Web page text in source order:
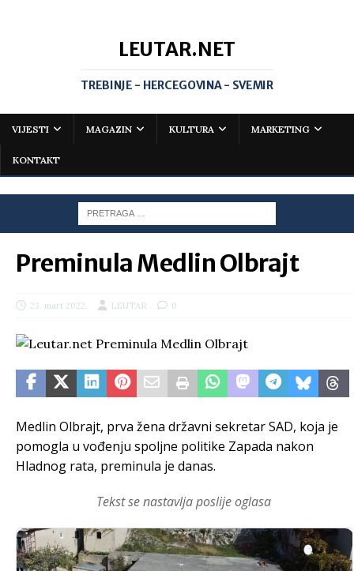
LEUTAR.NET
TREBINJE - HERCEGOVINA - SVEMIR
VIJESTI MAGAZIN KULTURA MARKETING
KONTAKT
Preminula Medlin Olbrajt
23. mart 2022. LEUTAR 0
Medlin Olbrajt, prva žena državni sekretar SAD, koja je
pomogla u vođenju spoljne politike Zapada nakon
Hladnog rata, preminula je danas.
Tekst se nastavlja poslije oglasa